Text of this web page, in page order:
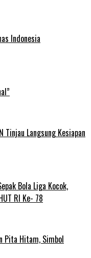
Indonesia
Tinjau Langsung Kesiapan
Bola Liga Kocok,
RI Ke- 78
Pita Hitam, Simbol